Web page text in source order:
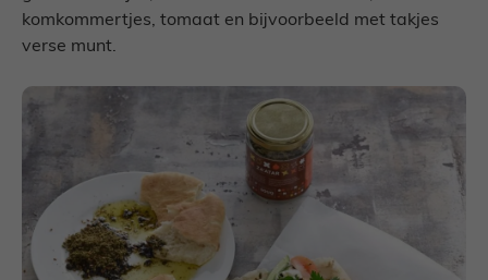
komkommertjes, tomaat en bijvoorbeeld met takjes
verse munt.